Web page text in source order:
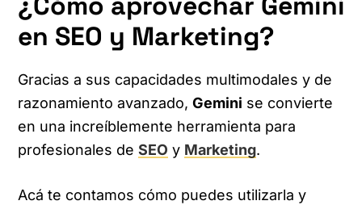
en SEO y Marketing?
Gracias a sus capacidades multimodales y de
razonamiento avanzado, Gemini se convierte
en una increíblemente herramienta para
profesionales de SEO y Marketing.
Acá te contamos cómo puedes utilizarla y